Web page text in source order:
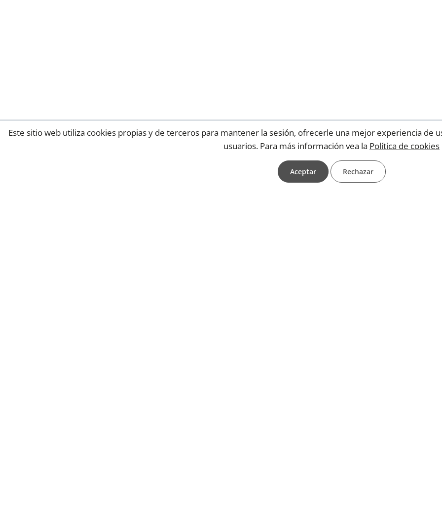
Este sitio web utiliza cookies propias y de terceros para mantener la sesión, ofrecerle una mejor experiencia de
usuarios. Para más información vea la Política de cookies
Aceptar Rechazar